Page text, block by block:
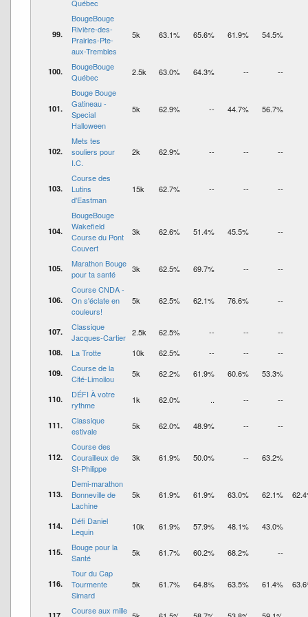
Québec
99.
BougeBouge
Rivière-des-
Prairies-Pte-
aux-Trembles
5k 63.1% 65.6% 61.9% 54.5%
100.
BougeBouge
Québec
2.5k 63.0% 64.3% -- --
101.
Bouge Bouge
Gatineau -
Special
Halloween
5k 62.9% -- 44.7% 56.7%
102.
Mets tes
souliers pour
I.C.
2k 62.9% -- -- --
103.
Course des
Lutins
d'Eastman
15k 62.7% -- -- --
104.
BougeBouge
Wakefield
Course du Pont
Couvert
3k 62.6% 51.4% 45.5% --
105.
Marathon Bouge
pour ta santé
3k 62.5% 69.7% -- --
106.
Course CNDA -
On s'éclate en
couleurs!
5k 62.5% 62.1% 76.6% --
107.
Classique
Jacques-Cartier 2.5k 62.5% -- -- --
108. La Trotte 10k 62.5% -- -- --
109.
Course de la
Cité-Limoilou
5k 62.2% 61.9% 60.6% 53.3%
110.
DÉFI À votre
rythme
1k 62.0% .. -- --
111.
Classique
estivale
5k 62.0% 48.9% -- --
112.
Course des
Courailleux de
St-Philippe
3k 61.9% 50.0% -- 63.2%
113.
Demi-marathon
Bonneville de
Lachine
5k 61.9% 61.9% 63.0% 62.1%
114.
Défi Daniel
Lequin
10k 61.9% 57.9% 48.1% 43.0%
115.
Bouge pour la
Santé
5k 61.7% 60.2% 68.2% --
116.
Tour du Cap
Tourmente
Simard
5k 61.7% 64.8% 63.5% 61.4%
Course aux mille